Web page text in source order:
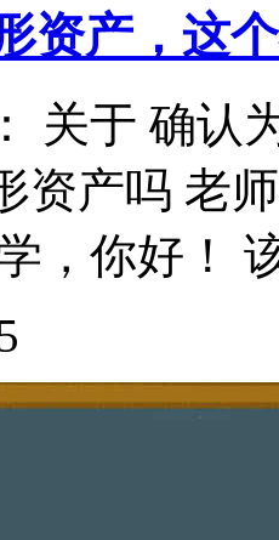
资产，这
关于 确认
资产吗 老
，你好！